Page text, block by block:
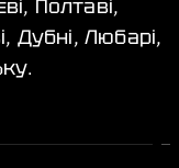
Полтаві,
Дубні, Любарі,